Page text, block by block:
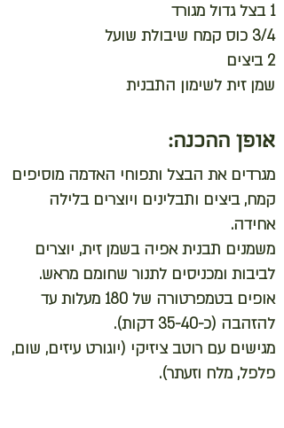
1 בצל גדול מגורד
3/4 כוס קמח שיבולת שועל
2 ביצים
שמן זית לשימון התבנית
אופן ההכנה:
מגרדים את הבצל ותפוחי האדמה מוסיפים
קמח, ביצים ותבלינים ויוצרים בלילה
אחידה.
משמנים תבנית אפיה בשמן זית, יוצרים
לביבות ומכניסים לתנור שחומם מראש.
אופים בטמפרטורה של 180 מעלות עד
להזהבה (כ-35-40 דקות).
מגישים עם רוטב ציזיקי (יוגורט עיזים, שום,
פלפל, מלח וזעתר).